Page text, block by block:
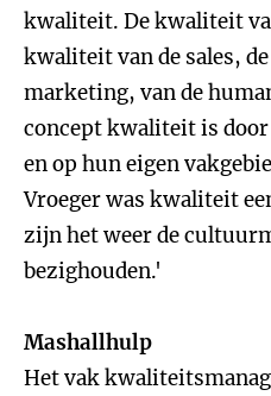
kwaliteit. De kwaliteit
kwaliteit van de sales,
marketing, van de
concept kwaliteit is
en op hun eigen
Vroeger was kwaliteit
zijn het weer de
bezighouden.'
Mashallhulp
Het vak